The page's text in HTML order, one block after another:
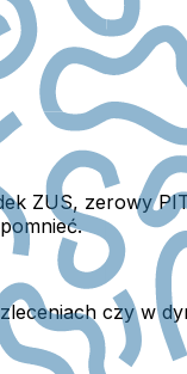
ZUS, zerowy
czy w